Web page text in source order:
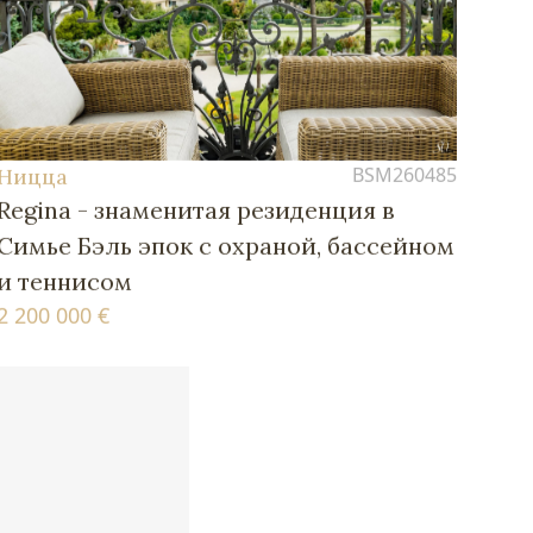
BSM260485
- знаменитая резиденция в
Бэль эпок с охраной, бассейном
теннисом
200 000 €